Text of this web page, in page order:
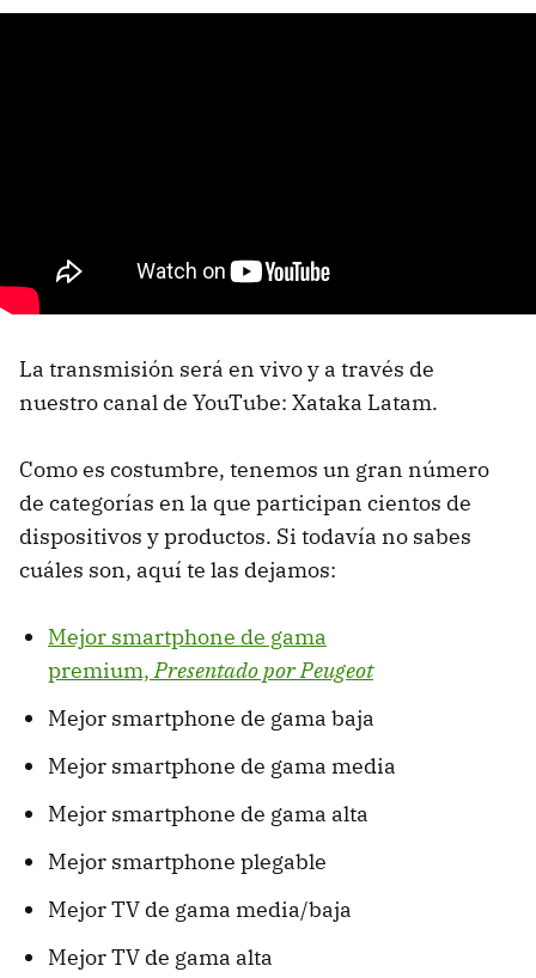
La transmisión será en vivo y a través de
nuestro canal de YouTube: Xataka Latam.
Como es costumbre, tenemos un gran número
de categorías en la que participan cientos de
dispositivos y productos. Si todavía no sabes
cuáles son, aquí te las dejamos:
Mejor smartphone de gama
premium,Presentado por Peugeot
Mejor smartphone de gama baja
Mejor smartphone de gama media
Mejor smartphone de gama alta
Mejor smartphone plegable
Mejor TV de gama media/baja
Mejor TV de gama alta